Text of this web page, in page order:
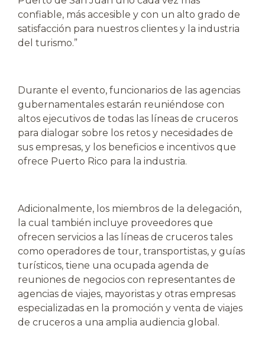
confiable, más accesible y con un alto grado de
satisfacción para nuestros clientes y la industria
del turismo.”
Durante el evento, funcionarios de las agencias
gubernamentales estarán reuniéndose con
altos ejecutivos de todas las líneas de cruceros
para dialogar sobre los retos y necesidades de
sus empresas, y los beneficios e incentivos que
ofrece Puerto Rico para la industria.
Adicionalmente, los miembros de la delegación,
la cual también incluye proveedores que
ofrecen servicios a las líneas de cruceros tales
como operadores de tour, transportistas, y guías
turísticos, tiene una ocupada agenda de
reuniones de negocios con representantes de
agencias de viajes, mayoristas y otras empresas
especializadas en la promoción y venta de viajes
de cruceros a una amplia audiencia global.